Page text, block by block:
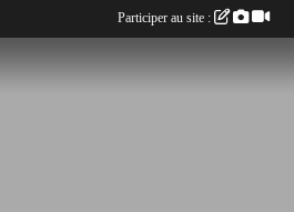
Participer au site :